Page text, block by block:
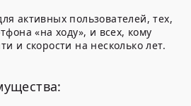
активных пользователей, тех,
«на ходу», и всех, кому
и скорости на несколько лет.